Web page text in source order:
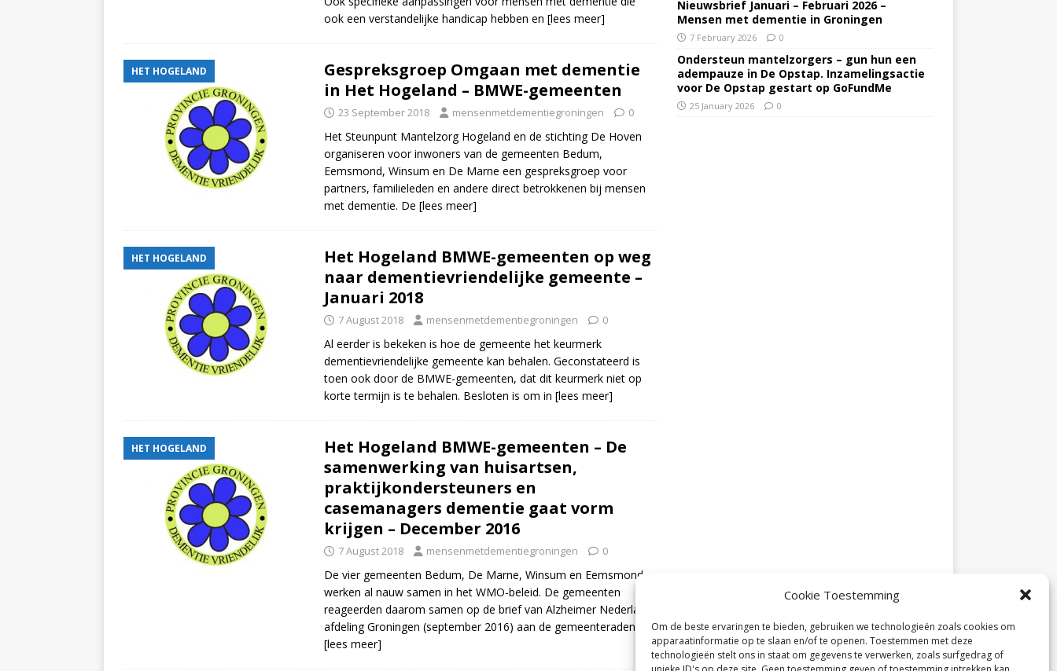
Cookie Toestemming
Om de beste ervaringen te bieden, gebruiken we technologieën zoals cookies om
apparaatinformatie op te slaan en/of te openen. Toestemmen met deze
technologieën stelt ons in staat om gegevens te verwerken, zoals surfgedrag of
ook een verstandelijke handicap hebben en [lees meer]
HET HOGELAND
Gespreksgroep Omgaan met dementie
in Het Hogeland – BMWE-gemeenten
23 September 2018 mensenmetdementiegroningen 0
Het Steunpunt Mantelzorg Hogeland en de stichting De Hoven
organiseren voor inwoners van de gemeenten Bedum,
Eemsmond, Winsum en De Marne een gespreksgroep voor
partners, familieleden en andere direct betrokkenen bij mensen
met dementie. De [lees meer]
HET HOGELAND
Het Hogeland BMWE-gemeenten op weg
naar dementievriendelijke gemeente –
Januari 2018
7 August 2018 mensenmetdementiegroningen 0
Al eerder is bekeken is hoe de gemeente het keurmerk
dementievriendelijke gemeente kan behalen. Geconstateerd is
toen ook door de BMWE-gemeenten, dat dit keurmerk niet op
korte termijn is te behalen. Besloten is om in [lees meer]
HET HOGELAND
Het Hogeland BMWE-gemeenten – De
samenwerking van huisartsen,
praktijkondersteuners en
casemanagers dementie gaat vorm
krijgen – December 2016
7 August 2018 mensenmetdementiegroningen 0
De vier gemeenten Bedum, De Marne, Winsum en Eemsmond
werken al nauw samen in het WMO-beleid. De gemeenten
reageerden daarom samen op de brief van Alzheimer Nederland
afdeling Groningen (september 2016) aan de gemeenteraden van
[lees meer]
Nieuwsbrief Januari – Februari 2026 –
Mensen met dementie in Groningen
7 February 2026 0
Ondersteun mantelzorgers – gun hun een
adempauze in De Opstap. Inzamelingsactie
voor De Opstap gestart op GoFundMe
25 January 2026 0